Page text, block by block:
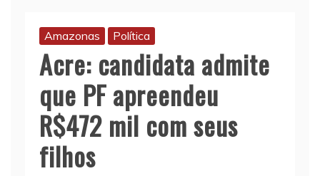
Amazonas Política
Acre: candidata admite
que PF apreendeu
R$472 mil com seus
filhos